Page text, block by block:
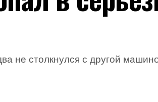
не столкнулся с другой